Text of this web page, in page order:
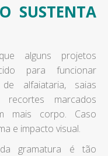
SUSTENTA
alguns projetos
para funcionar
alfaiataria, saias
marcados
mais corpo. Caso
e impacto visual.
gramatura é tão